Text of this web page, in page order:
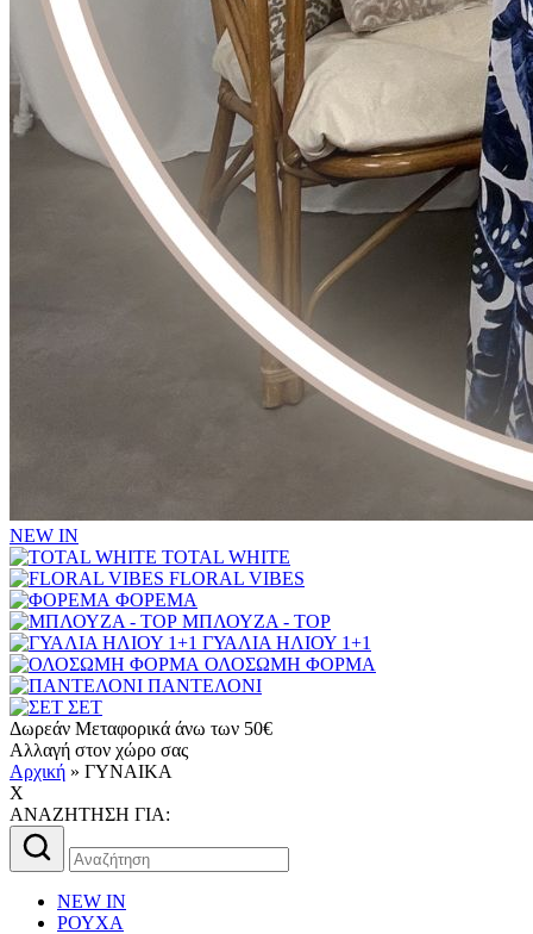
NEW IN
TOTAL WHITE
FLORAL VIBES
ΦΟΡΕΜΑ
ΜΠΛΟΥΖΑ - TOP
ΓΥΑΛΙΑ ΗΛΙΟΥ 1+1
ΟΛΟΣΩΜΗ ΦΟΡΜΑ
ΠΑΝΤΕΛΟΝΙ
ΣΕΤ
Δωρεάν Μεταφορικά άνω των 50€
Αλλαγή στον χώρο σας
Αρχική » ΓΥΝΑΙΚΑ
X
AΝΑΖΗΤΗΣΗ ΓΙΑ:
Αναζήτηση
για:
NEW IN
ΡΟΥΧΑ